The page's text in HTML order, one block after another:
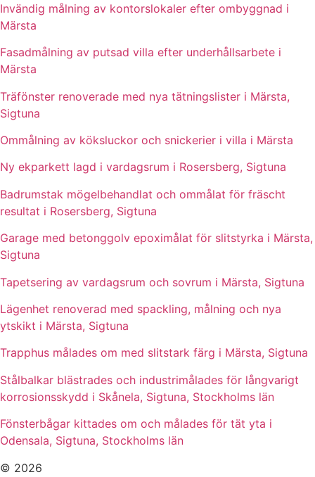
Invändig målning av kontorslokaler efter ombyggnad i
Märsta
Fasadmålning av putsad villa efter underhållsarbete i
Märsta
Träfönster renoverade med nya tätningslister i Märsta,
Sigtuna
Ommålning av köksluckor och snickerier i villa i Märsta
Ny ekparkett lagd i vardagsrum i Rosersberg, Sigtuna
Badrumstak mögelbehandlat och ommålat för fräscht
resultat i Rosersberg, Sigtuna
Garage med betonggolv epoximålat för slitstyrka i Märsta,
Sigtuna
Tapetsering av vardagsrum och sovrum i Märsta, Sigtuna
Lägenhet renoverad med spackling, målning och nya
ytskikt i Märsta, Sigtuna
Trapphus målades om med slitstark färg i Märsta, Sigtuna
Stålbalkar blästrades och industrimålades för långvarigt
korrosionsskydd i Skånela, Sigtuna, Stockholms län
Fönsterbågar kittades om och målades för tät yta i
Odensala, Sigtuna, Stockholms län
© 2026